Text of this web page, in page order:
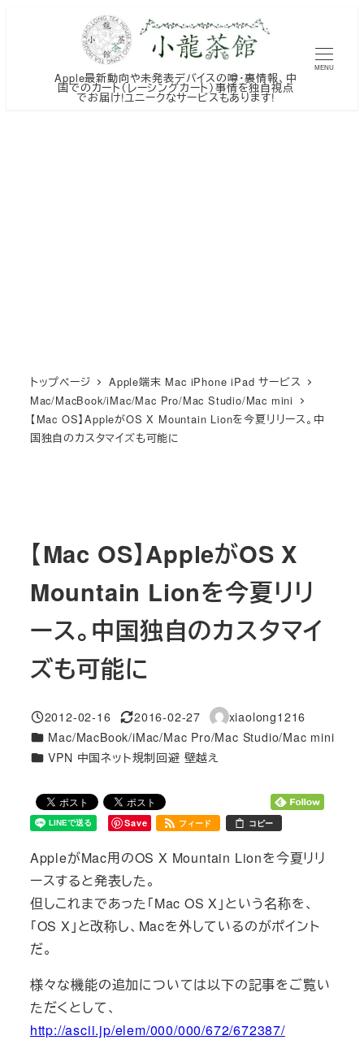
Apple最新動向や未発表デバイスの噂・裏情報、中
国でのカート（レーシングカート）事情を独自視点
でお届け!ユニークなサービスもあります!
MENU
トップページ
Apple端末 Mac iPhone iPad サービス
Mac/MacBook/iMac/Mac Pro/Mac Studio/Mac mini
【Mac OS】AppleがOS X Mountain Lionを今夏リリース。中
国独自のカスタマイズも可能に
【Mac OS】AppleがOS X
Mountain Lionを今夏リリ
ース。中国独自のカスタマイ
ズも可能に
投稿日
2012-02-16
更新日
2016-02-27
著
者
xiaolong1216
カテゴリー
Mac/MacBook/iMac/Mac Pro/Mac Studio/Mac mini
カテゴリー
VPN 中国ネット規制回避 壁越え
Save フィード コピー
AppleがMac用のOS X Mountain Lionを今夏リリ
ースすると発表した。
但しこれまであった「Mac OS X」という名称を、
「OS X」と改称し、Macを外しているのがポイント
だ。
様々な機能の追加については以下の記事をご覧い
ただくとして、
http://ascii.jp/elem/000/000/672/672387/